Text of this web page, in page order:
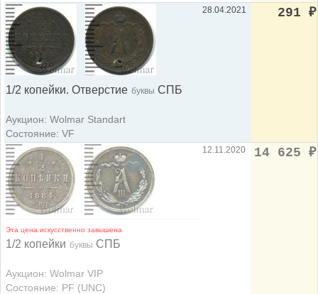
1/2 копейки. Отверстие буквы СПБ
Аукцион: Wolmar Standart
Состояние: VF
28.04.2021 291 ₽
Эта цена искусственно завышена
1/2 копейки буквы СПБ
Аукцион: Wolmar VIP
Состояние: PF (UNC)
12.11.2020 14 625 ₽